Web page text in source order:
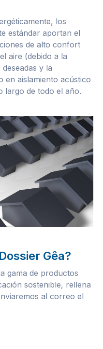
los
estándar aportan el
de alto confort
aire (debido a la
y la
en aislamiento acústico
largo de todo el año.
Gêa?
gama de productos
sostenible, rellena
al correo el